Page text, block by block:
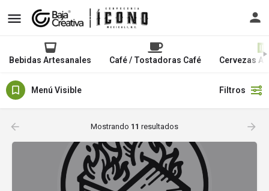
Bebidas Artesanales Café / Tostadoras Café Cervezas
Menú Visible Filtros
Mostrando 11 resultados